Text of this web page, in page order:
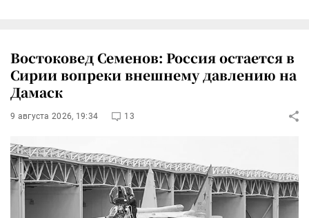
Востоковед Семенов: Россия остается в
Сирии вопреки внешнему давлению на
Дамаск
9 августа 2026, 19:34 13